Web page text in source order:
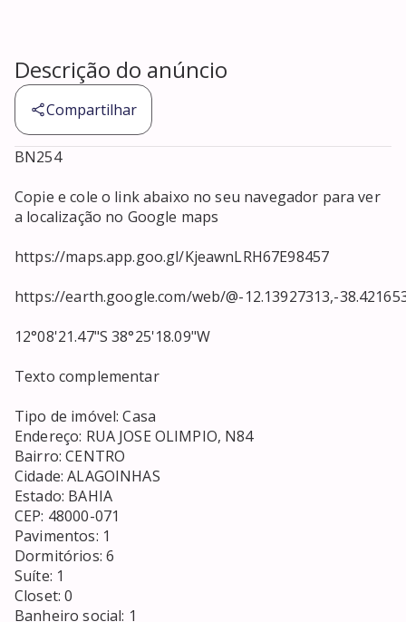
Descrição do anúncio
Compartilhar
BN254
Copie e cole o link abaixo no seu navegador para ver
a localização no Google maps
https://maps.app.goo.gl/KjeawnLRH67E98457
https://earth.google.com/web/@-12.13927313,-
12°08'21.47"S 38°25'18.09"W
Texto complementar
Tipo de imóvel: Casa
Endereço: RUA JOSE OLIMPIO, N84
Bairro: CENTRO
Cidade: ALAGOINHAS
Estado: BAHIA
CEP: 48000-071
Pavimentos: 1
Dormitórios: 6
Suíte: 1
Closet: 0
Banheiro social: 1